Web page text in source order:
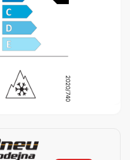
2020/740